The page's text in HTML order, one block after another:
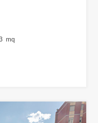
mq